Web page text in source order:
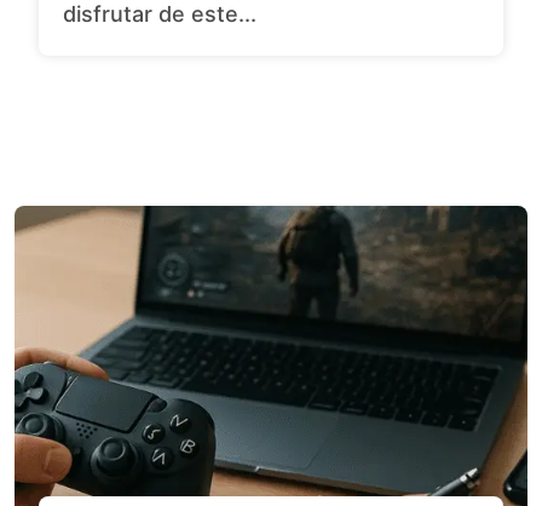
disfrutar de este...